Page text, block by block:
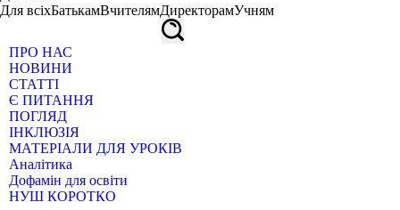
Для всіхБатькамВчителямДиректорамУчням
ПРО НАС
НОВИНИ
СТАТТІ
Є ПИТАННЯ
ПОГЛЯД
ІНКЛЮЗІЯ
МАТЕРІАЛИ ДЛЯ УРОКІВ
Аналітика
Дофамін для освіти
НУШ КОРОТКО